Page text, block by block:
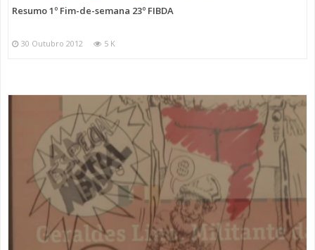
Resumo 1º Fim-de-semana 23º FIBDA
30 Outubro 2012 5 K